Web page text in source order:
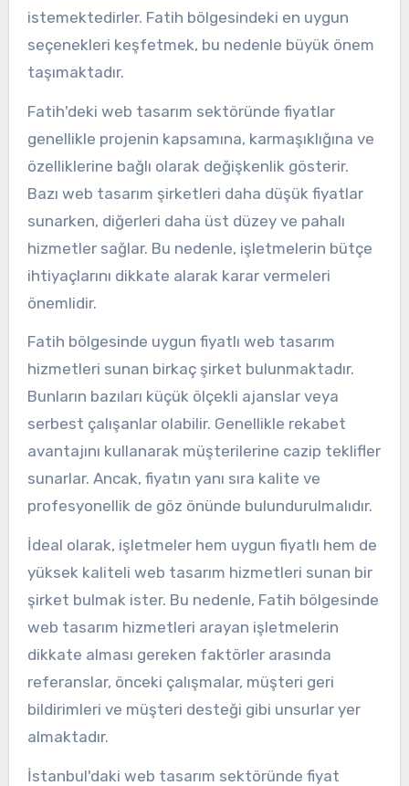
istemektedirler. Fatih bölgesindeki en uygun
seçenekleri keşfetmek, bu nedenle büyük önem
taşımaktadır.
Fatih'deki web tasarım sektöründe fiyatlar
genellikle projenin kapsamına, karmaşıklığına ve
özelliklerine bağlı olarak değişkenlik gösterir.
Bazı web tasarım şirketleri daha düşük fiyatlar
sunarken, diğerleri daha üst düzey ve pahalı
hizmetler sağlar. Bu nedenle, işletmelerin bütçe
ihtiyaçlarını dikkate alarak karar vermeleri
önemlidir.
Fatih bölgesinde uygun fiyatlı web tasarım
hizmetleri sunan birkaç şirket bulunmaktadır.
Bunların bazıları küçük ölçekli ajanslar veya
serbest çalışanlar olabilir. Genellikle rekabet
avantajını kullanarak müşterilerine cazip teklifler
sunarlar. Ancak, fiyatın yanı sıra kalite ve
profesyonellik de göz önünde bulundurulmalıdır.
İdeal olarak, işletmeler hem uygun fiyatlı hem de
yüksek kaliteli web tasarım hizmetleri sunan bir
şirket bulmak ister. Bu nedenle, Fatih bölgesinde
web tasarım hizmetleri arayan işletmelerin
dikkate alması gereken faktörler arasında
referanslar, önceki çalışmalar, müşteri geri
bildirimleri ve müşteri desteği gibi unsurlar yer
almaktadır.
İstanbul'daki web tasarım sektöründe fiyat